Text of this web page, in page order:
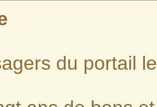
du portail